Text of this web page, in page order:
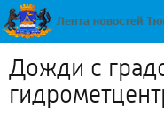
Дожди с